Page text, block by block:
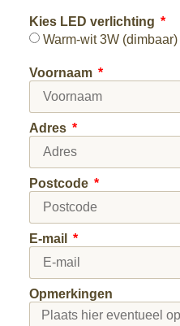
Kies LED verlichting
Warm-wit 3W (dimbaar)
Voornaam
Adres
Postcode
E-mail
Opmerkingen